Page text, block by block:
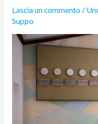
Lascia un commento /
Suppo